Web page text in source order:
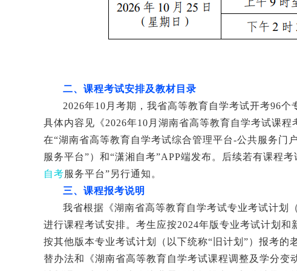
二、课程考试安排及教材目录
2026年10 月考期，我省高等教育自学考试开考96个
具体内容见《2026年10 月湖南省高等教育自学考试课
在“湖南省高等教育自学考试综合管理平台-公共服务门
服务平台”）和“潇湘自考”APP端发布。后续若有课程
自考服务平台”另行通知。
三、课程报考说明
我省根据《湖南省高等教育自学考试专业考试计划（
进行课程考试安排。考生应按2024年版专业考试计划和
按其他版本专业考试计划（以下统称“旧计划”）报考的
替办法和《湖南省高等教育自学考试课程调整及学分